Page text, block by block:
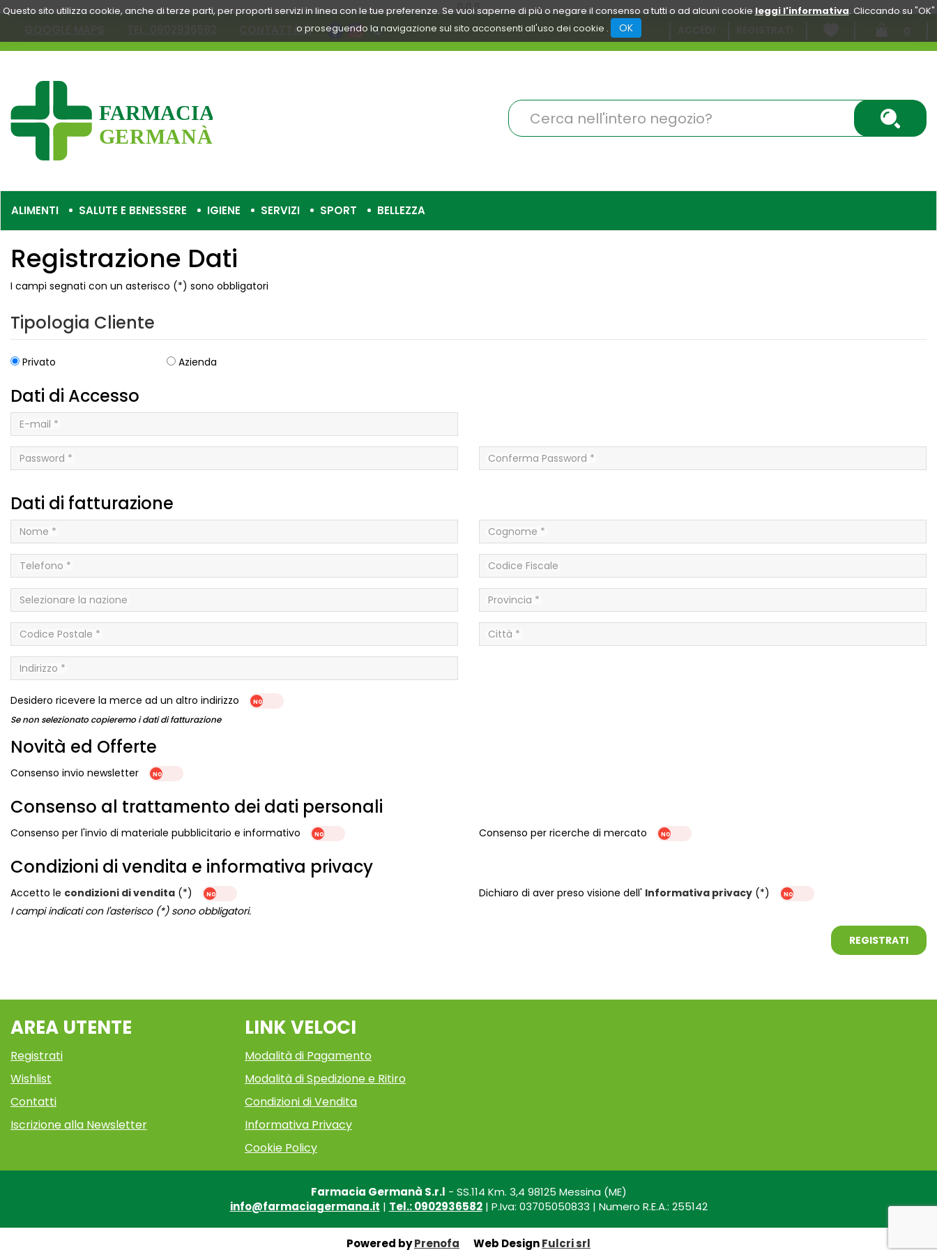
Passa
principale
Questo sito utilizza cookie, anche di terze parti, per proporti servizi in linea con le tue preferenze. Se vuoi saperne di più o negare il consenso a tutti o ad alcuni cookie leggi l'informativa. Cliccando su "OK"
o proseguendo la navigazione sul sito acconsenti all'uso dei cookie .
OK
CONTATTACI
Cerca
Prodotto
ALIMENTI SALUTE E BENESSERE IGIENE SERVIZI SPORT BELLEZZA
Registrazione Dati
I campi segnati con un asterisco (*) sono obbligatori
Tipologia Cliente
Privato Azienda
Dati di Accesso
E-mail *
Password * Conferma Password *
Dati di fatturazione
Nome * Cognome *
Telefono * Codice Fiscale
Selezionare la nazione Provincia *
Codice Postale * Città *
Indirizzo *
Desidero ricevere la merce ad un altro indirizzo
Se non selezionato copieremo i dati di fatturazione
Novità ed Offerte
Consenso invio newsletter
Consenso al trattamento dei dati personali
Consenso per l'invio di materiale pubblicitario e informativo Consenso per ricerche di mercato
Condizioni di vendita e informativa privacy
Accetto le condizioni di vendita (*) Dichiaro di aver preso visione dell' Informativa privacy (*)
I campi indicati con l'asterisco (*) sono obbligatori.
AREA UTENTE
Registrati
Wishlist
Contatti
Iscrizione alla Newsletter
LINK VELOCI
Modalità di Pagamento
Modalità di Spedizione e Ritiro
Condizioni di Vendita
Informativa Privacy
Cookie Policy
Farmacia Germanà S.r.l - SS.114 Km. 3,4 98125 Messina (ME)
info@farmaciagermana.it | Tel.: 0902936582| P.Iva: 03705050833 | Numero R.E.A.: 255142
Powered byPrenofa Web DesignFulcri srl